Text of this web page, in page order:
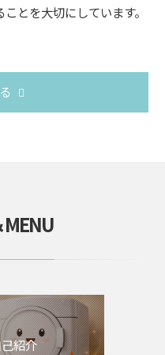
とを大切にしています。
紹介